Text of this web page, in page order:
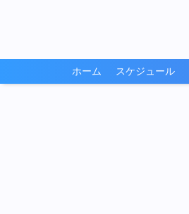
ホーム スケジュール